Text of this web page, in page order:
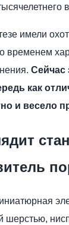
имели
временем
Сейчас
как
и весело
шерстью,